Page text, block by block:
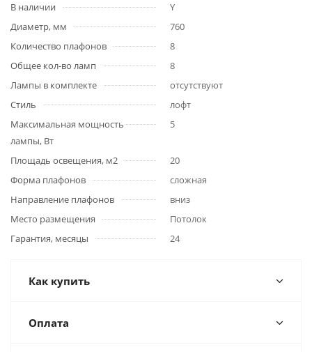
В наличии
Y
Диаметр, мм
760
Количество плафонов
8
Общее кол-во ламп
8
Лампы в комплекте
отсутствуют
Стиль
лофт
Максимальная мощность
лампы, Вт
5
Площадь освещения, м2
20
Форма плафонов
сложная
Направление плафонов
вниз
Место размещения
Потолок
Гарантия, месяцы
24
Как купить
Оплата